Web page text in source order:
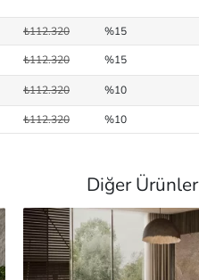
₺112.320 %15
₺112.320 %15
₺112.320 %10
₺112.320 %10
Diğer Ürünler